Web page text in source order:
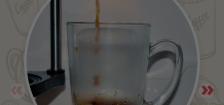
erikokoisten pullojen,
karahvien ja juomalasien
täyttämiseen.
Täytön jälkeen ne on
kätevä kuljettaa työpisteelle
tai kokoustiloihin.